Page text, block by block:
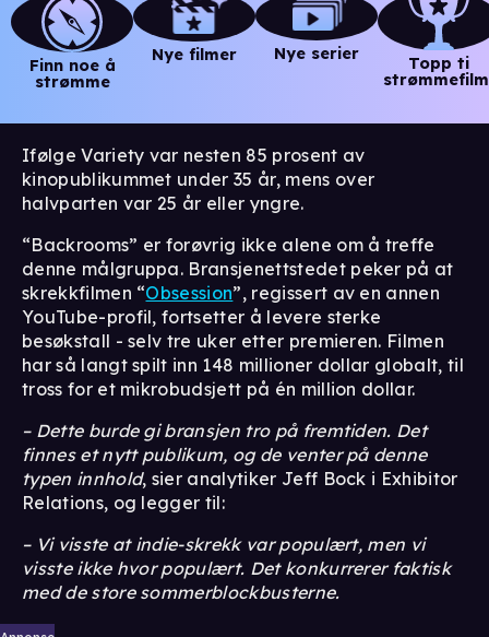
Finn noe å
strømme
Nye filmer Nye serier
Topp ti
Ifølge Variety var nesten 85 prosent av
kinopublikummet under 35 år, mens over
halvparten var 25 år eller yngre.
“Backrooms” er forøvrig ikke alene om å treffe
denne målgruppa. Bransjenettstedet peker på at
skrekkfilmen “Obsession”, regissert av en annen
YouTube-profil, fortsetter å levere sterke
besøkstall - selv tre uker etter premieren. Filmen
har så langt spilt inn 148 millioner dollar globalt, til
tross for et mikrobudsjett på én million dollar.
– Dette burde gi bransjen tro på fremtiden. Det
finnes et nytt publikum, og de venter på denne
typen innhold, sier analytiker Jeff Bock i Exhibitor
Relations, og legger til:
– Vi visste at indie-skrekk var populært, men vi
visste ikke hvor populært. Det konkurrerer faktisk
med de store sommerblockbusterne.